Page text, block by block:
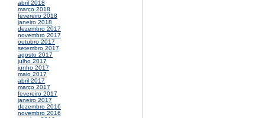
abril 2018
março 2018
fevereiro 2018
janeiro 2018
dezembro 2017
novembro 2017
outubro 2017
setembro 2017
agosto 2017
julho 2017
junho 2017
maio 2017
abril 2017
março 2017
fevereiro 2017
janeiro 2017
dezembro 2016
novembro 2016